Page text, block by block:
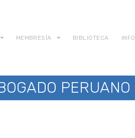
MEMBRESÍA BIBLIOTECA INFO
PERUANO